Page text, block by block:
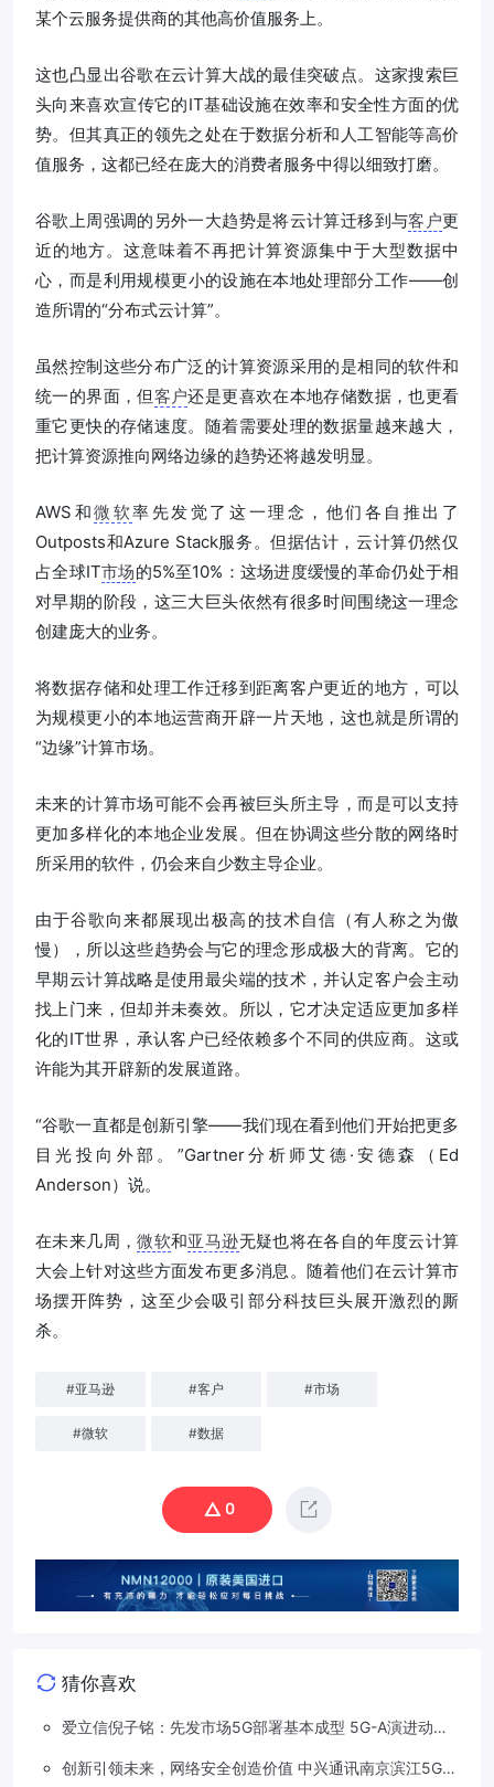
某个云服务提供商的其他高价值服务上。
这也凸显出谷歌在云计算大战的最佳突破点。这家搜索巨
头向来喜欢宣传它的IT基础设施在效率和安全性方面的优
势。但其真正的领先之处在于数据分析和人工智能等高价
值服务，这都已经在庞大的消费者服务中得以细致打磨。
谷歌上周强调的另外一大趋势是将云计算迁移到与客户更
近的地方。这意味着不再把计算资源集中于大型数据中
心，而是利用规模更小的设施在本地处理部分工作——创
造所谓的“分布式云计算”。
虽然控制这些分布广泛的计算资源采用的是相同的软件和
统一的界面，但客户还是更喜欢在本地存储数据，也更看
重它更快的存储速度。随着需要处理的数据量越来越大，
把计算资源推向网络边缘的趋势还将越发明显。
AWS和微软率先发觉了这一理念，他们各自推出了
Outposts和Azure Stack服务。但据估计，云计算仍然仅
占全球IT市场的5%至10%：这场进度缓慢的革命仍处于相
对早期的阶段，这三大巨头依然有很多时间围绕这一理念
创建庞大的业务。
将数据存储和处理工作迁移到距离客户更近的地方，可以
为规模更小的本地运营商开辟一片天地，这也就是所谓的
“边缘”计算市场。
未来的计算市场可能不会再被巨头所主导，而是可以支持
更加多样化的本地企业发展。但在协调这些分散的网络时
所采用的软件，仍会来自少数主导企业。
由于谷歌向来都展现出极高的技术自信（有人称之为傲
慢），所以这些趋势会与它的理念形成极大的背离。它的
早期云计算战略是使用最尖端的技术，并认定客户会主动
找上门来，但却并未奏效。所以，它才决定适应更加多样
化的IT世界，承认客户已经依赖多个不同的供应商。这或
许能为其开辟新的发展道路。
“谷歌一直都是创新引擎——我们现在看到他们开始把更多
目光投向外部。”Gartner分析师艾德·安德森（Ed
Anderson）说。
在未来几周，微软和亚马逊无疑也将在各自的年度云计算
大会上针对这些方面发布更多消息。随着他们在云计算市
场摆开阵势，这至少会吸引部分科技巨头展开激烈的厮
杀。
#亚马逊 #客户 #市场
#微软 #数据
0
猜你喜欢
爱立信倪子铭：先发市场5G部署基本成型 5G-A演进动能
创新引领未来，网络安全创造价值 中兴通讯南京滨江5G工